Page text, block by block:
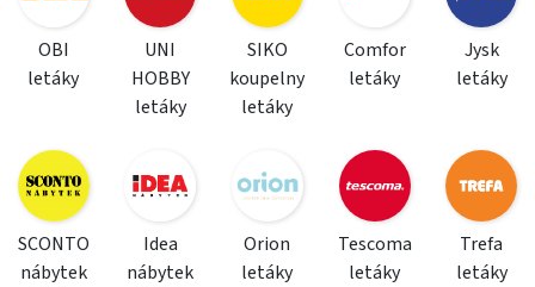
OBI
letáky
UNI
HOBBY
letáky
SIKO
koupelny
letáky
Comfor
letáky
Jysk
letáky
SCONTO
nábytek
Idea
nábytek
Orion
letáky
Tescoma
letáky
Trefa
letáky